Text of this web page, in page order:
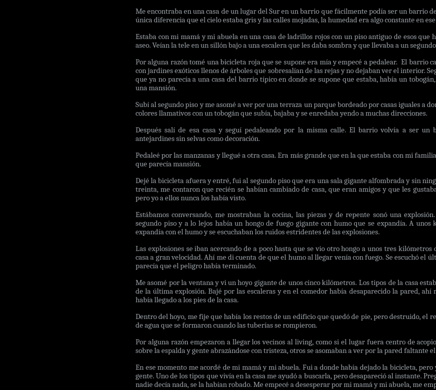
Me encontraba en una casa de un lugar del Sur en un barrio que fácilmente podía ser un barrio
única diferencia que el cielo estaba gris y las calles mojadas, la humedad era algo constante en
Estaba con mi mamá y mi abuela en una casa de ladrillos rojos con un piso antiguo de esos que
aseo. Veían la tele en un sillón bajo a una escalera que les daba sombra y que llevaba a un
Por alguna razón tomé una bicicleta roja que se supone era mía y empecé a pedalear. El barrio
con jardines exóticos llenos de árboles que sobresalían de las rejas y no dejaban ver el interior.
que ya no parecía a una casa del barrio típico en donde se supone que estaba, había un
una mansión.
Subí al segundo piso y me asomé a ver por una terraza un parque bordeado por casas iguales a
colores llamativos con un tobogán que subía, bajaba y se enredaba yendo a muchas direcciones.
Después salí de esa casa y seguí pedaleando por la misma calle. El barrio volvía a ser
antejardines sin selvas como decoración.
Pedaleé por las manzanas y llegué a otra casa. Era más grande que en la que estaba con mi
que parecía mansión.
Dejé la bicicleta afuera y entré, fui al segundo piso que era una sala gigante alfombrada y sin
treinta, me contaron que recién se habían cambiado de casa, que eran amigos y que les
pero yo a ellos nunca los había visto.
Estábamos conversando, me mostraban la cocina, las piezas y de repente sonó una
segundo piso y a lo lejos había un hongo de fuego gigante con humo que se expandía. A
expandía con el humo y se escuchaban los ruidos estridentes de las explosiones.
Las explosiones se iban acercando de a poco hasta que se vio otro hongo a unos tres kilómetros
casa a gran velocidad. Ahí me di cuenta de que el humo al llegar venía con fuego. Se escuchó el
parecía que el peligro había terminado.
Me asomé por la ventana y vi un hoyo gigante de unos cinco kilómetros. Los tipos de la casa
de la última explosión. Bajé por las escaleras y en el comedor había desaparecido la pared, ahí
había llegado a los pies de la casa.
Dentro del hoyo, me fije que había los restos de un edificio que quedó de pie, pero destruido, el
de agua que se formaron cuando las tuberías se rompieron.
Por alguna razón empezaron a llegar los vecinos al living, como si el lugar fuera centro de
sobre la espalda y gente abrazándose con tristeza, otros se asomaban a ver por la pared faltante
En ese momento me acordé de mi mamá y mi abuela. Fui a donde había dejado la bicicleta, pero
gente. Uno de los tipos que vivía en la casa me ayudó a buscarla, pero desapareció al instante.
nadie decía nada, se la habían robado. Me empecé a desesperar por mi mamá y mi abuela, me